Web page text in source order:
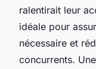
ralentirait leur
idéale pour
nécessaire et
concurrents.